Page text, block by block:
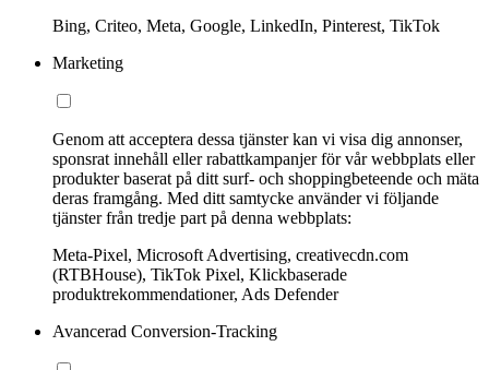
Bing, Criteo, Meta, Google, LinkedIn, Pinterest, TikTok
Marketing
Genom att acceptera dessa tjänster kan vi visa dig annonser,
sponsrat innehåll eller rabattkampanjer för vår webbplats eller
produkter baserat på ditt surf- och shoppingbeteende och mäta
deras framgång. Med ditt samtycke använder vi följande
tjänster från tredje part på denna webbplats:
Meta-Pixel, Microsoft Advertising, creativecdn.com
(RTBHouse), TikTok Pixel, Klickbaserade
produktrekommendationer, Ads Defender
Avancerad Conversion-Tracking